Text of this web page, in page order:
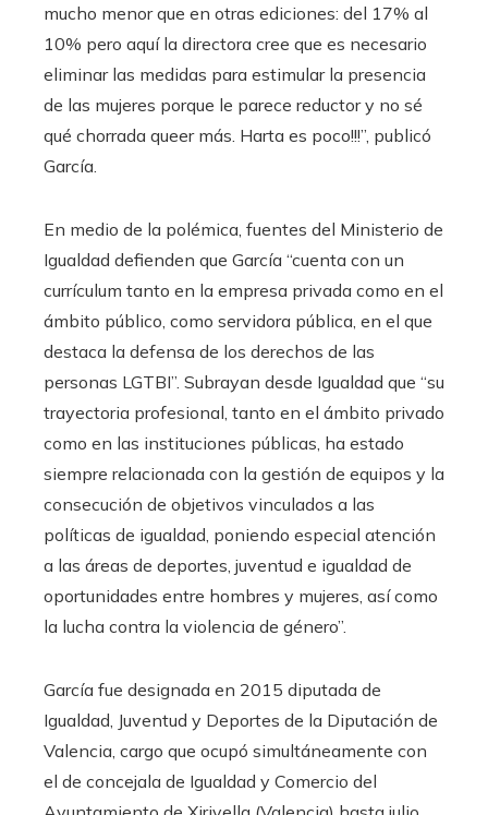
mucho menor que en otras ediciones: del 17% al
10% pero aquí la directora cree que es necesario
eliminar las medidas para estimular la presencia
de las mujeres porque le parece reductor y no sé
qué chorrada queer más. Harta es poco!!!”, publicó
García.
En medio de la polémica, fuentes del Ministerio de
Igualdad defienden que García “cuenta con un
currículum tanto en la empresa privada como en el
ámbito público, como servidora pública, en el que
destaca la defensa de los derechos de las
personas LGTBI”. Subrayan desde Igualdad que “su
trayectoria profesional, tanto en el ámbito privado
como en las instituciones públicas, ha estado
siempre relacionada con la gestión de equipos y la
consecución de objetivos vinculados a las
políticas de igualdad, poniendo especial atención
a las áreas de deportes, juventud e igualdad de
oportunidades entre hombres y mujeres, así como
la lucha contra la violencia de género”.
García fue designada en 2015 diputada de
Igualdad, Juventud y Deportes de la Diputación de
Valencia, cargo que ocupó simultáneamente con
el de concejala de Igualdad y Comercio del